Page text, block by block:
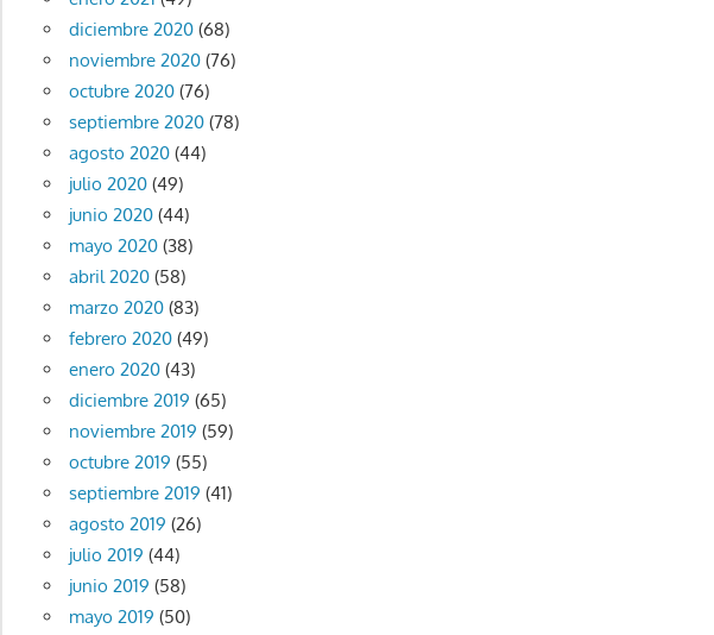
diciembre 2020(68)
noviembre 2020(76)
octubre 2020(76)
septiembre 2020(78)
agosto 2020(44)
julio 2020(49)
junio 2020(44)
mayo 2020(38)
abril 2020(58)
marzo 2020(83)
febrero 2020(49)
enero 2020(43)
diciembre 2019 (65)
noviembre 2019 (59)
octubre 2019 (55)
septiembre 2019 (41)
agosto 2019 (26)
julio 2019 (44)
junio 2019 (58)
mayo 2019 (50)